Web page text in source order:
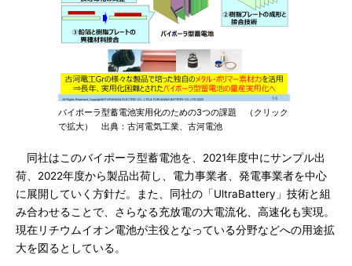
バイポーラ型蓄電池実用化のための3つの課題 （クリック
で拡大） 出典：古河電気工業、古河電池
同社はこのバイポーラ型蓄電池を、2021年度中にサンプル出
荷、2022年度から製品出荷し、電力事業者、発電事業者を中心
に展開していく方針だ。また、同社の「UltraBattery」技術と組
み合わせることで、さらなる充放電の大電流化、高速化も実現。
現在リチウムイオン電池が主役となっている分野などへの用途拡
大を図るとしている。